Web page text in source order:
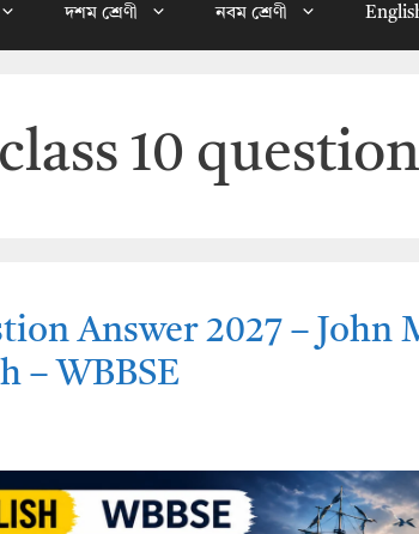
দশম শ্রেণী নবম শ্রেণী
10
Answer 2027 – John
– WBBSE